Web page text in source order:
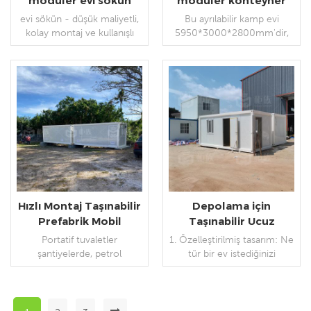
evi sökün - düşük maliyetli,
kolay montaj ve kullanışlı
DEVAMINI OKU
kamp evi
Bu ayrılabilir kamp evi
5950*3000*2800mm'dir,
bir 40HC 15 set tutabilir.
DEVAMINI OKU
Hızlı Montaj Taşınabilir
Prefabrik Mobil
Tuvalet
Portatif tuvaletler
şantiyelerde, petrol
sahalarında, maden
saha duşları olarak yaygın
Depolama için
Taşınabilir Ucuz
Ayrılabilir
Genişletilebilir
Konteyner Ev
1. Özelleştirilmiş tasarım: Ne
tür bir ev istediğinizi
seçebilirsiniz. 2. Hızlı İnşaat: